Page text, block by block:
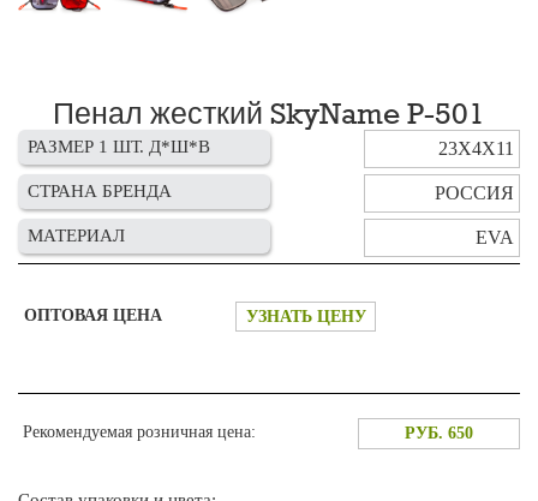
Пенал жесткий SkyName P-501
РАЗМЕР 1 ШТ. Д*Ш*В 23Х4Х11
СТРАНА БРЕНДА РОССИЯ
МАТЕРИАЛ EVA
ОПТОВАЯ ЦЕНА УЗНАТЬ ЦЕНУ
Рекомендуемая розничная цена: РУБ. 650